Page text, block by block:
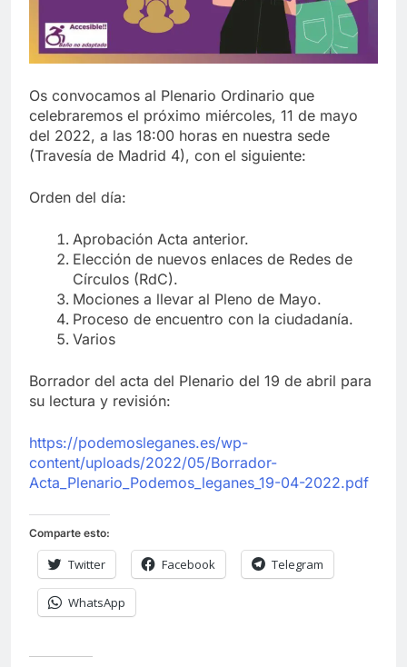
Os convocamos al Plenario Ordinario que
celebraremos el próximo miércoles, 11 de mayo
del 2022, a las 18:00 horas en nuestra sede
(Travesía de Madrid 4), con el siguiente:
Orden del día:
Aprobación Acta anterior.
Elección de nuevos enlaces de Redes de
Círculos (RdC).
Mociones a llevar al Pleno de Mayo.
Proceso de encuentro con la ciudadanía.
Varios
Borrador del acta del Plenario del 19 de abril para
su lectura y revisión:
https://podemosleganes.es/wp-
content/uploads/2022/05/Borrador-
Acta_Plenario_Podemos_leganes_19-04-2022.pdf
Comparte esto:
Twitter Facebook Telegram
WhatsApp